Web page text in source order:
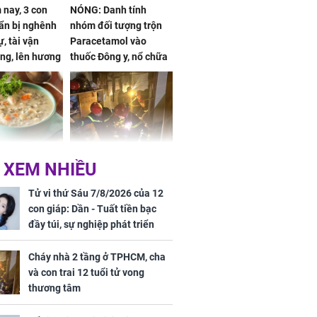
nay, 3 con
bị nghênh
tài vận
lên hương
hóa Phượng,
mắn về
NÓNG: Danh tính
nhóm đối tượng trộn
Paracetamol vào
thuốc Đông y, nổ chữa
bách bệnh
khỏe và
đúng
bình dân
Cháy nhà 2 tầng ở
TPHCM, cha và con
trai 12 tuổi tử vong
thương tâm
nam diễn
NHIỀU
Tử vi thứ Sáu 7/8/2026 của 12
con giáp: Dần - Tuất tiền bạc
đầy túi, sự nghiệp phát triển
hưng thịnh, Mão - Thân tài lộc
ảm đạm, mọi sự khó thành công
mỹ mãn
Cháy nhà 2 tầng ở TPHCM, cha
và con trai 12 tuổi tử vong
thương tâm